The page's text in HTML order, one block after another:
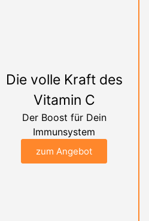
Die volle Kraft des
Vitamin C
Der Boost für Dein
Immunsystem
zum Angebot